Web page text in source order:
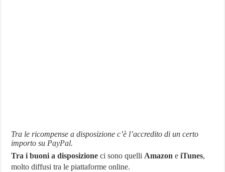
Tra le ricompense a disposizione c’è l’accredito di un certo
importo su PayPal.
Tra i buoni a disposizione ci sono quelli Amazon eiTunes,
molto diffusi tra le piattaforme online.